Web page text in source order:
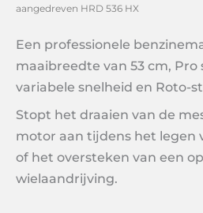
aangedreven HRD 536 HX
Een professionele
maaibreedte van 53 cm, Pro
variabele snelheid en Roto-
Stopt het draaien van de
motor aan tijdens het legen
of het oversteken van een
wielaandrijving.